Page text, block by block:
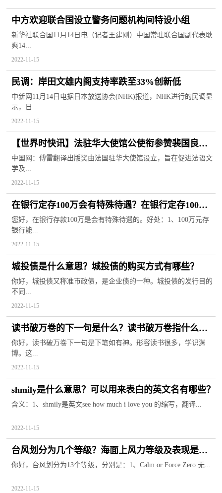
中方欢迎联合国设立警务问题机构间特设小组
新华社联合国11月14日电（记者王建刚）中国常驻联合国副代表耿
爽14...
2022-11-15
民调：岸田文雄内阁支持率跌至33%创新低
中新网11月14日电据日本放送协会(NHK)报道，NHK进行的民调显
示，日...
2022-11-15
【世界时快讯】法驻华大使馆公使衔参赞裴国良：
中文是法语图书翻译出版的第一大语言 译者架起了
文化沟通的桥梁
中国网：傅雷翻译出版奖由法国驻华大使馆设立，旨在促进法语文
学及...
2022-11-15
在银行定存100万会有特殊待遇？在银行定存100万
有什么好处？
您好，在银行存款100万是会有特殊待遇的。好处：1、100万元存
银行能...
2022-11-15
城投债是什么意思？城投债的购买方式有哪些？
你好，城投债又称准市政债，是企业债的一种。城投债的发行目的
不同...
2022-11-15
读书破万卷的下一句是什么？读书破万卷指什么生
肖？
你好，读书破万卷下一句是下笔如有神。形容读书很多，学识渊
博。这...
2022-11-15
shmily是什么意思？可以用来表白的英文名有哪些？
含义：1、shmily是英文see how much i love you 的缩写，翻译...
2022-11-15
台风划分为几个等级？海面上风力等级及表现是什
么？
你好，台风划分为13个等级，分别是：1、Calm or Force Zero 无...
2022-11-15